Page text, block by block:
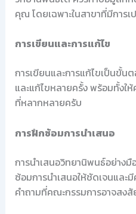
คุณ โดยเฉพาะในสาขาที่มีการ
การเขียนและการแก้ไข
การเขียนและการแก้ไขเป็นขั้
และแก้ไขหลายครั้ง พร้อมทั้งใ
ที่หลากหลายครับ
การฝึกซ้อมการนำเสนอ
การนำเสนอวิทยานิพนธ์อย่าง
ซ้อมการนำเสนอให้ชัดเจนและ
คำถามที่คณะกรรมการอาจสงสั